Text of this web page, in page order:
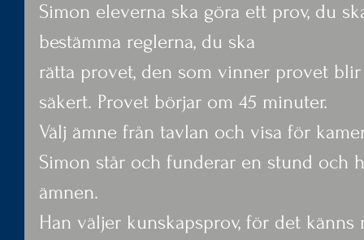
Simon eleverna ska göra ett prov, du
bestämma reglerna, du ska
rätta provet, den som vinner provet
säkert. Provet börjar om 45 minuter.
Välj ämne från tavlan och visa för
Simon står och funderar en stund och
ämnen.
Han väljer kunskapsprov, för det